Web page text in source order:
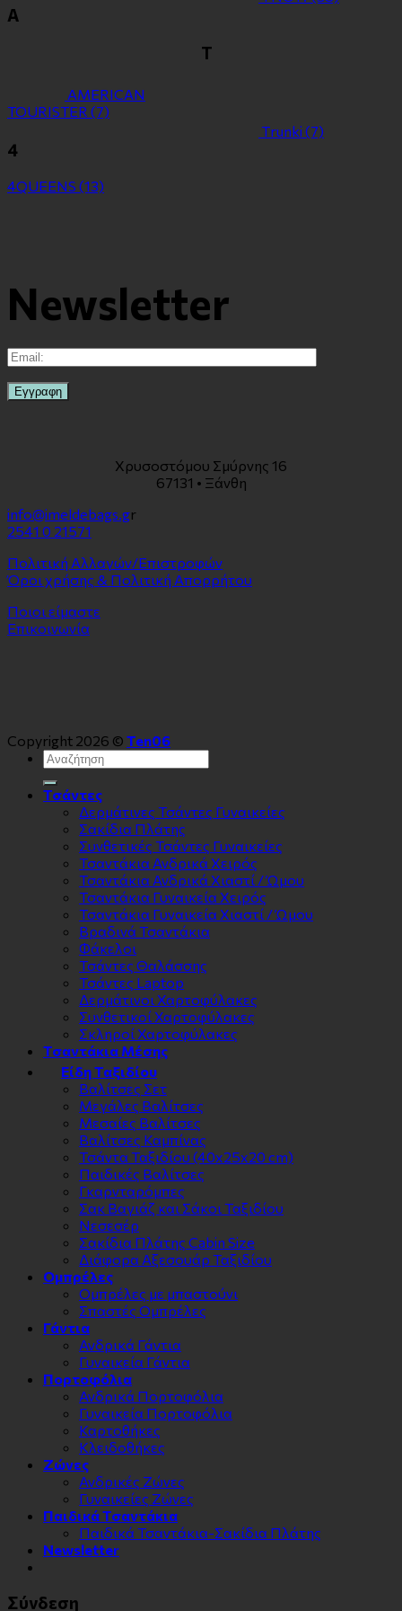
Α
ΑMERICAN
TOURISTER (7)
Τ
Τrunki (7)
4
4QUEENS (13)
Newsletter
Χρυσοστόμου Σμύρνης 16
67131 • Ξάνθη
info@imeldebags.gr
2541 0 21571
Πολιτική Αλλαγών/Επιστροφών
Όροι χρήσης & Πολιτική Απορρήτου
Ποιοι είμαστε
Επικοινωνία
Copyright 2026 © Ten06
Αναζήτηση
για:
Τσάντες
Δερμάτινες Τσάντες Γυναικείες
Σακίδια Πλάτης
Συνθετικές Τσάντες Γυναικείες
Τσαντάκια Ανδρικά Χειρός
Τσαντάκια Ανδρικά Χιαστί / Ώμου
Τσαντάκια Γυναικεία Χειρός
Τσαντάκια Γυναικεία Χιαστί / Ώμου
Βραδινά Τσαντάκια
Φάκελοι
Τσάντες Θαλάσσης
Τσάντες Laptop
Δερμάτινοι Χαρτοφύλακες
Συνθετικοί Χαρτοφύλακες
Σκληροί Χαρτοφύλακες
Τσαντάκια Μέσης
Είδη Ταξιδίου
Βαλίτσες Σετ
Μεγάλες Βαλίτσες
Μεσαίες Βαλίτσες
Βαλίτσες Καμπίνας
Τσάντα Ταξιδίου (40x25x20 cm)
Παιδικές Βαλίτσες
Γκαρνταρόμπες
Σακ Βαγιάζ και Σάκοι Ταξιδίου
Νεσεσέρ
Σακίδια Πλάτης Cabin Size
Διάφορα Αξεσουάρ Ταξιδίου
Ομπρέλες
Ομπρέλες με μπαστούνι
Σπαστές Ομπρέλες
Γάντια
Ανδρικά Γάντια
Γυναικεία Γάντια
Πορτοφόλια
Ανδρικά Πορτοφόλια
Γυναικεία Πορτοφόλια
Καρτοθήκες
Κλειδοθήκες
Zώνες
Ανδρικές Ζώνες
Γυναικείες Ζώνες
Παιδικά Τσαντάκια
Παιδικά Τσαντάκια-Σακίδια Πλάτης
Newsletter
Σύνδεση